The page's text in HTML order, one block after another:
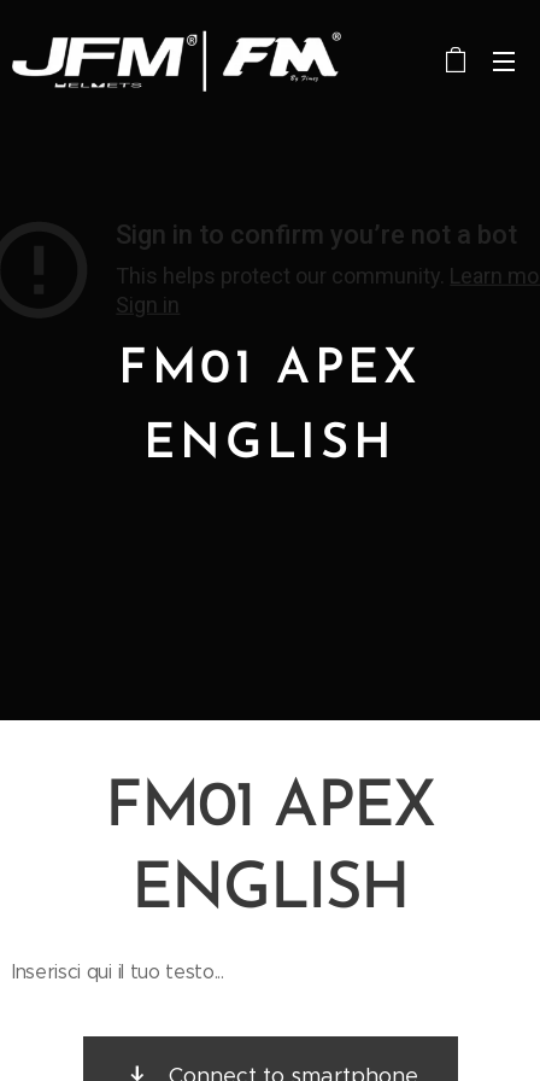
FM01 APEX
ENGLISH
FM01 APEX
ENGLISH
Inserisci qui il tuo testo...
Connect to smartphone